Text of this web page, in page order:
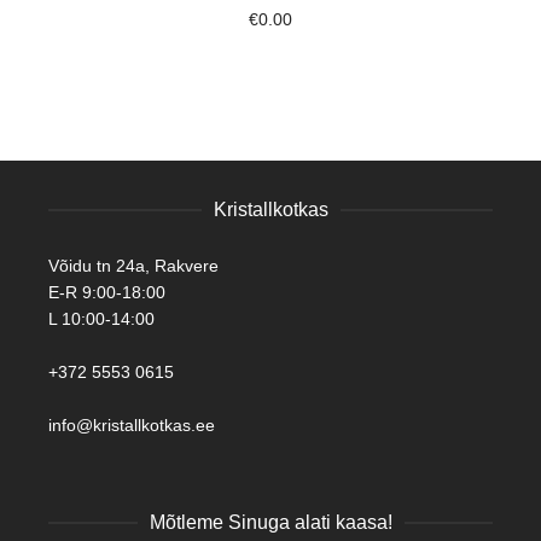
€0.00
Kristallkotkas
Võidu tn 24a, Rakvere
E-R 9:00-18:00
L 10:00-14:00
+372 5553 0615
info@kristallkotkas.ee
Mõtleme Sinuga alati kaasa!